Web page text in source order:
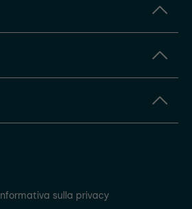
Informativa sulla privacy